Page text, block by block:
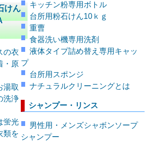
けん
Ａ
の衣
・原
湯取
洗浄
蛍光
類を
キッチン粉専用ボトル
台所用粉石けん10ｋｇ
重曹
食器洗い機専用洗剤
液体タイプ詰め替え専用キャッ
プ
台所用スポンジ
ナチュラルクリーニングとは
シャンプー・リンス
男性用・メンズシャボンソープ
シャンプー